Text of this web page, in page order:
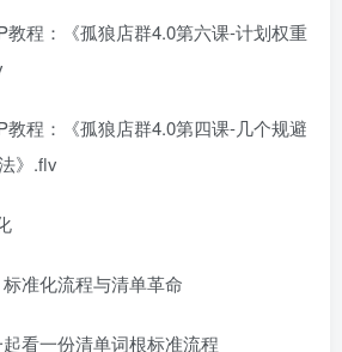
教程：《孤狼店群4.0第六课-计划权重
教程：《孤狼店群4.0第四课-几个规避
》.flv
准化流程与清单革命
看一份清单词根标准流程